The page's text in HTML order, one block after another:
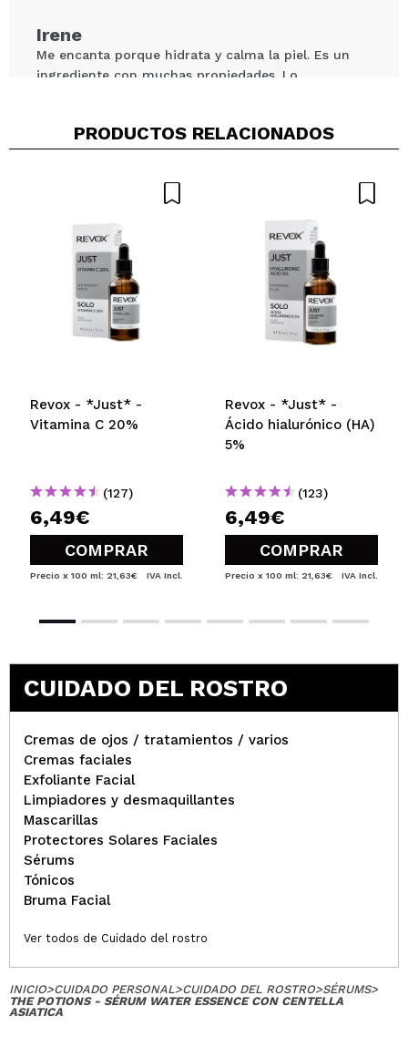
Irene
Me encanta porque hidrata y calma la piel. Es un
ingrediente con muchas propiedades. Lo
Opinión
verificada
Hace 3
Útil
Responder
PRODUCTOS RELACIONADOS
Revox - *Just* -
Vitamina C 20%
(127)
6,49€
COMPRAR
Precio x 100 ml: 21,63€ IVA Incl.
Revox - *Just* -
Ácido hialurónico (HA)
5%
(123)
6,49€
COMPRAR
Precio x 100 ml: 21,63€ IVA Incl.
CUIDADO DEL ROSTRO
Cremas de ojos / tratamientos / varios
Cremas faciales
Exfoliante Facial
Limpiadores y desmaquillantes
Mascarillas
Protectores Solares Faciales
Sérums
Tónicos
Bruma Facial
Ver todos de Cuidado del rostro
INICIO>CUIDADO PERSONAL>CUIDADO DEL ROSTRO>SÉRUMS>
THE POTIONS - SÉRUM WATER ESSENCE CON CENTELLA
ASIATICA